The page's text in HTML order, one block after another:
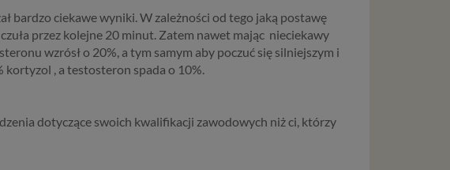
bardzo ciekawe wyniki. W zależności od tego jaką postawę
przez kolejne 20 minut. Zatem nawet mając nieciekawy
wzrósł o 20%, a tym samym aby poczuć się silniejszym i
kortyzol , a testosteron spada o 10%.
dotyczące swoich kwalifikacji zawodowych niż ci, którzy